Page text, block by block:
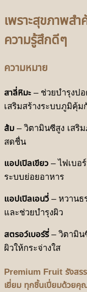
เพราะสุขภาพส
ความรู้สึกดีๆ
ความหมาย
สาลี่หิมะ – ช่วยบำรุงป
เสริมสร้างระบบภูมิคุ้ม
ส้ม – วิตามินซีสูง เสริ
สดชื่น
แอปเปิลเขียว – ไฟเบอ
ระบบย่อยอาหาร
แอปเปิลเอนวี่ – หวานธ
และช่วยบำรุงผิว
สตรอว์เบอร์รี่– วิตามิน
ผิวให้กระจ่างใส
Premium Fruit รังสรร
เยี่ยม ทุกชิ้นเปี่ยมด้วยคุ